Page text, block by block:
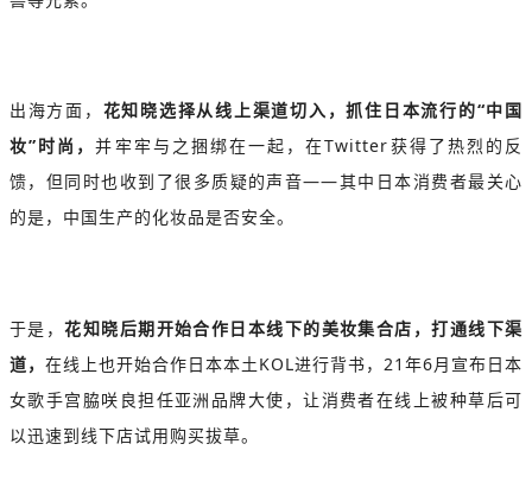
出海方面， 花知晓选择从线上渠道切入，抓住日本流行的“中国
妆”时尚，并牢牢与之捆绑在一起，在Twitter获得了热烈的反
馈，但同时也收到了很多质疑的声音——其中日本消费者最关心
的是，中国生产的化妆品是否安全。
于是，花知晓后期开始合作日本线下的美妆集合店，打通线下渠
道， 在线上也开始合作日本本土KOL进行背书，21年6月宣布日本
女歌手宫脇咲良担任亚洲品牌大使，让消费者在线上被种草后可
以迅速到线下店试用购买拔草。